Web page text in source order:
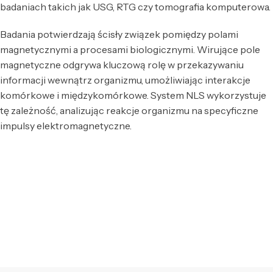
badaniach takich jak USG, RTG czy tomografia komputerowa.
Badania potwierdzają ścisły związek pomiędzy polami
magnetycznymi a procesami biologicznymi. Wirujące pole
magnetyczne odgrywa kluczową rolę w przekazywaniu
informacji wewnątrz organizmu, umożliwiając interakcje
komórkowe i międzykomórkowe. System NLS wykorzystuje
tę zależność, analizując reakcje organizmu na specyficzne
impulsy elektromagnetyczne.